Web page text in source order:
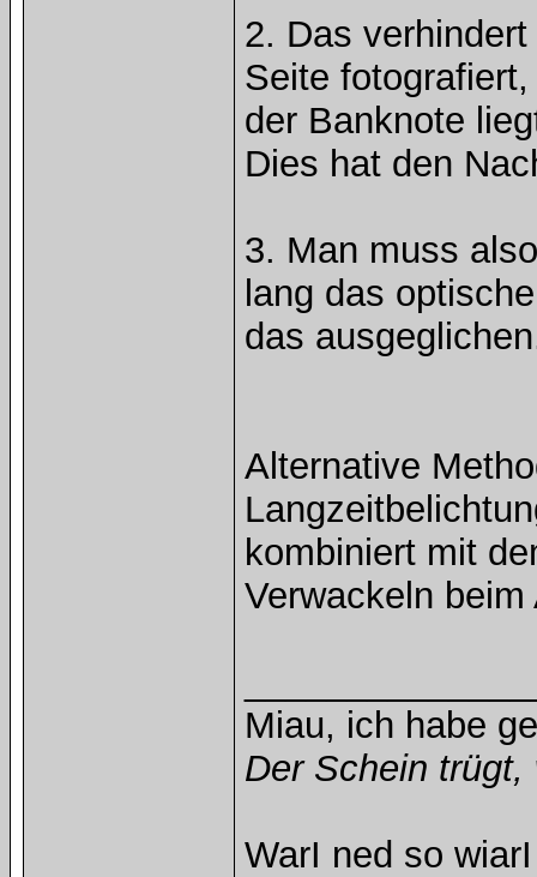
2. Das
Seite
der Banknote
Dies hat den
3. Man muss
lang das
das
Alternative
kombiniert mit
Verwackeln
Miau, ich habe
Der Schein
WarI ned so